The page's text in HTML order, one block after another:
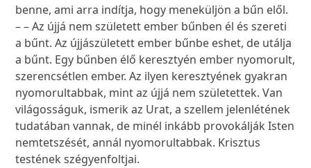
benne, ami arra indítja, hogy meneküljön a bűn elől.
– – Az újjá nem született ember bűnben él és szereti
a bűnt. Az újjászületett ember bűnbe eshet, de utálja
a bűnt. Egy bűnben élő keresztyén ember nyomorult,
szerencsétlen ember. Az ilyen keresztyének gyakran
nyomorultabbak, mint az újjá nem születettek. Van
világosságuk, ismerik az Urat, a szellem jelenlétének
tudatában vannak, de minél inkább provokálják Isten
nemtetszését, annál nyomorultabbak. Krisztus
testének szégyenfoltjai.